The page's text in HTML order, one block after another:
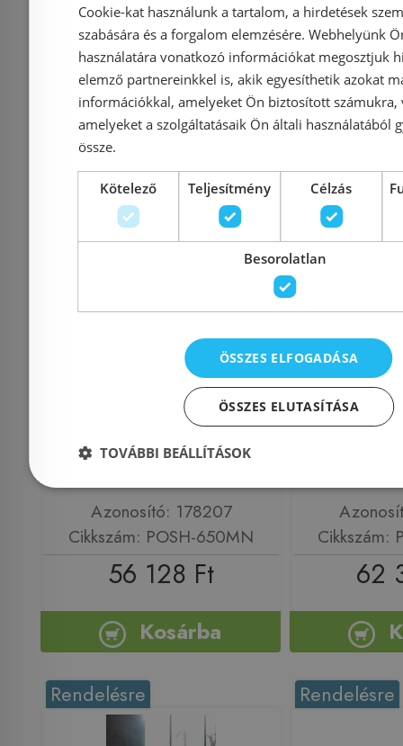
52 126 Ft
Kosárba
60
Rendelésre
Előleg köteles
ALCA (Alcaplast) POSH-
650MN Rács a
zuhanyfolyókához,
rozsdamentes-matt
Azonosító: 178207
Cikkszám: POSH-650MN
56 128 Ft
Kosárba
Rendelésre
Előleg
ALCA
Cikkszám:
62
Rendelésre Rendelésre
Cookie-kat használunk a tartalom, a hirdetések
szabására és a forgalom elemzésére. Webhelyünk
használatára vonatkozó információkat megosztjuk
elemző partnereinkkel is, akik egyesíthetik azokat
információkkal, amelyeket Ön biztosított számukra,
amelyeket a szolgáltatásaik Ön általi használatából
össze.
Kötelező Teljesítmény Célzás
Besorolatlan
ÖSSZES ELFOGADÁSA
ÖSSZES ELUTASÍTÁSA
TOVÁBBI BEÁLLÍTÁSOK